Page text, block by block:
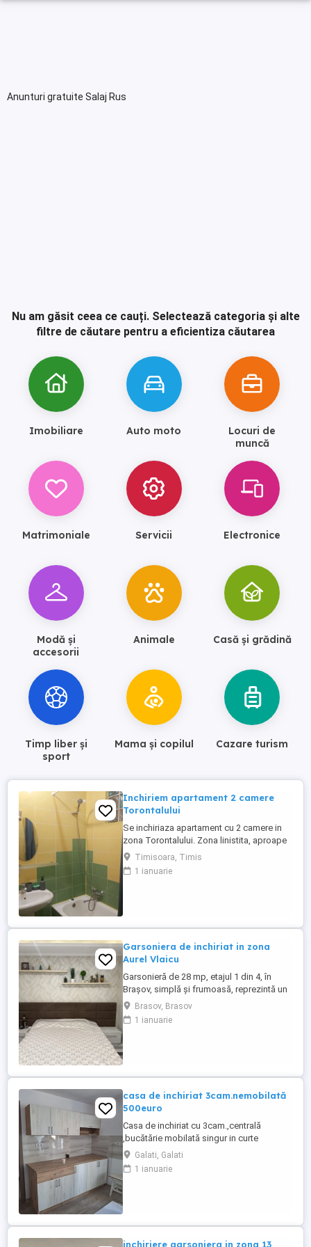
Anunturi gratuite Salaj Rus
Nu am găsit ceea ce cauți. Selectează categoria și alte
filtre de căutare pentru a eficientiza căutarea
Imobiliare Auto moto
Locuri de
muncă
Matrimoniale Servicii Electronice
Modă și
accesorii
Animale Casă și grădină
Timp liber și
sport
Mama și copilul Cazare turism
Inchiriem apartament 2 camere
Torontalului
Se inchiriaza apartament cu 2 camere in
zona Torontalului. Zona linistita, aproape
de mijloace de tranport pentru a ajunge
mai usoar in mai multe zone ale orasului.
Apartamentul este decomandat si
Timisoara, Timis
1 ianuarie
Garsoniera de inchiriat in zona
Aurel Vlaicu
Garsonieră de 28 mp, etajul 1 din 4, în
Brașov, simplă și frumoasă, reprezintă un
spațiu eficient și luminos, perfect pentru o
persoană sau un cuplu care apreciază
confortul și designul minimalist. Chiar
Brasov, Brasov
1 ianuarie
casa de inchiriat 3cam.nemobilată
500euro
Casa de inchiriat cu 3cam.,centrală
,bucătărie mobilată singur in curte
renovată str.Morilor 500euro 0745914848
Galati, Galati
1 ianuarie
inchiriere garsoniera in zona 13